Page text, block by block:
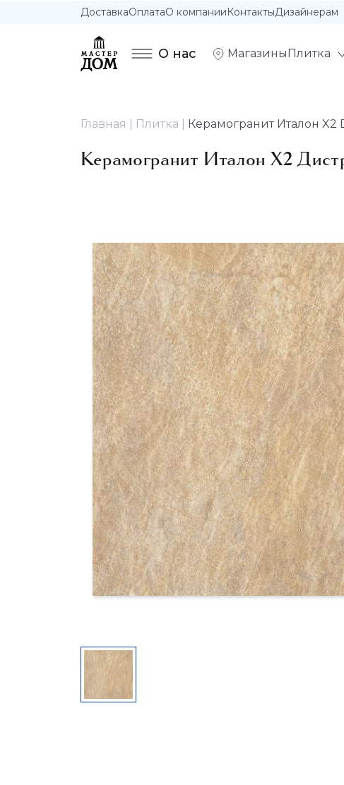
ДоставкаОплатаО компанииКонтактыДизайнерам
О нас Магазины Плитка
Главная Плитка Керамогранит Италон X2
Керамогранит Италон X2